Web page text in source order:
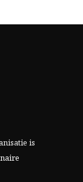
is